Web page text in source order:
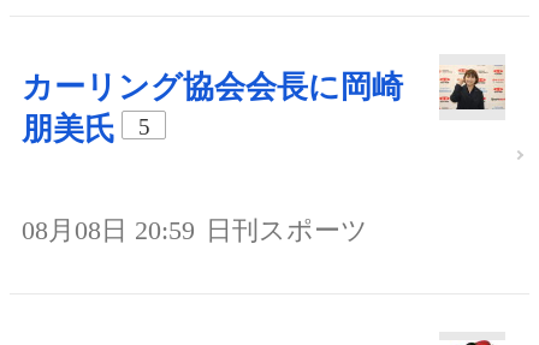
カーリング協会会長に岡崎
朋美氏
5
08月08日 20:59 日刊スポーツ